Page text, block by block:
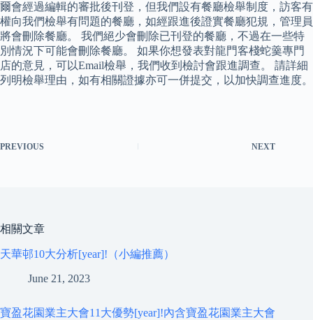
爾會經過編輯的審批後刊登，但我們設有餐廳檢舉制度，訪客有
權向我們檢舉有問題的餐廳，如經跟進後證實餐廳犯規，管理員
將會刪除餐廳。 我們絕少會刪除已刊登的餐廳，不過在一些特
別情況下可能會刪除餐廳。 如果你想發表對龍門客棧蛇羹專門
店的意見，可以Email檢舉，我們收到檢討會跟進調查。 請詳細
列明檢舉理由，如有相關證據亦可一併提交，以加快調查進度。
PREVIOUS NEXT
相關文章
天華邨10大分析[year]!（小編推薦）
June 21, 2023
寶盈花園業主大會11大優勢[year]!內含寶盈花園業主大會